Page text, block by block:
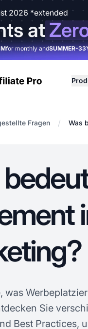
2026 *extended
at
for monthly andSUMMER-
Fragen / Was
was
Sie
Best Practices,